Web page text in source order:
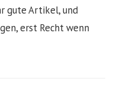
gute Artikel, und
erst Recht wenn